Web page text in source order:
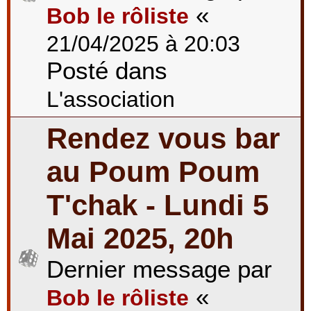
Bob le rôliste «
21/04/2025 à 20:03
Posté dans
L'association
Rendez vous bar
au Poum Poum
T'chak - Lundi 5
Mai 2025, 20h
Dernier message par
Bob le rôliste «